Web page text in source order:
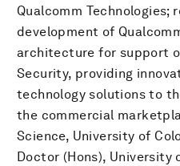
Qualcomm Technologies;
development of
architecture for support
Security, providing
technology solutions to
the commercial
Science, University of
Doctor (Hons), University